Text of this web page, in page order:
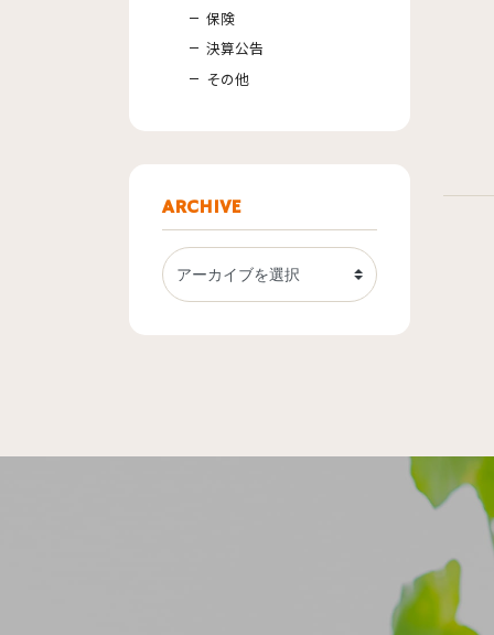
保険
決算公告
その他
ARCHIVE